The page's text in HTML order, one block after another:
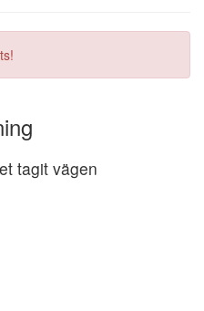
tagit vägen